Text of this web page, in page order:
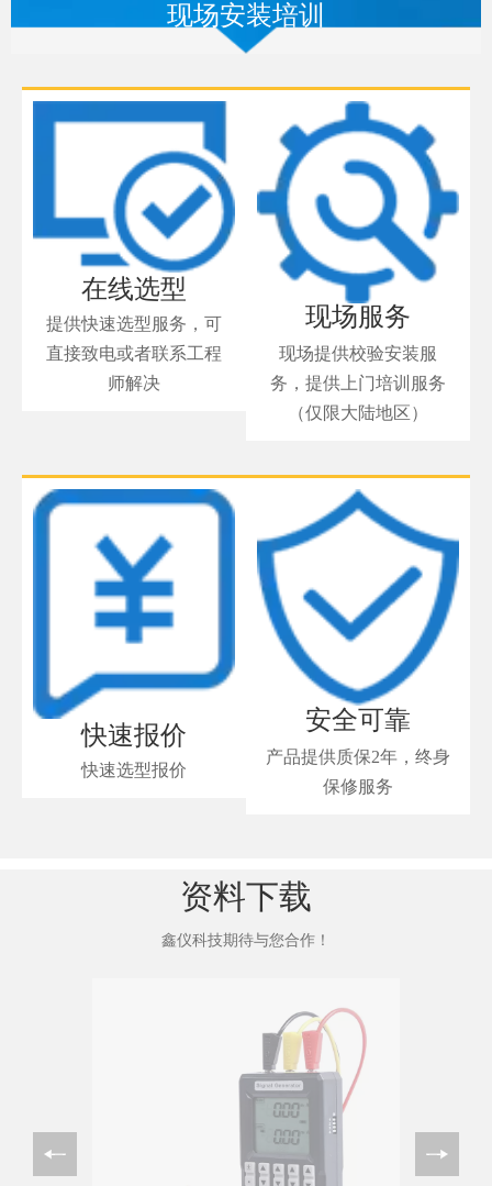
现场安装培训
在线选型
提供快速选型服务，可
直接致电或者联系工程
师解决
现场服务
现场提供校验安装服
务，提供上门培训服务
（仅限大陆地区）
快速报价
快速选型报价
安全可靠
产品提供质保2年，终身
保修服务
资料下载
鑫仪科技期待与您合作！